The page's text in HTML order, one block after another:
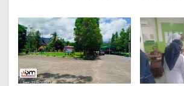
Persiapan Sosialisasi
Pendidikan Pemilih di SMA
Negeri 1 Lubuk Sikaping
Sampah